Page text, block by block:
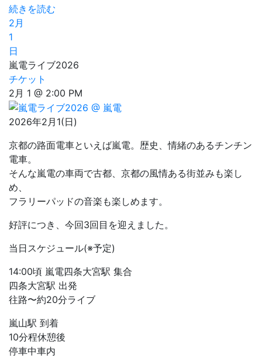
続きを読む
2月
1
日
嵐電ライブ2026
チケット
2月 1 @ 2:00 PM
2026年2月1(日)
京都の路面電車といえば嵐電。歴史、情緒のあるチンチン
電車。
そんな嵐電の車両で古都、京都の風情ある街並みも楽し
め、
フラリーパッドの音楽も楽しめます。
好評につき、今回3回目を迎えました。
当日スケジュール(※予定)
14:00頃 嵐電四条大宮駅 集合
四条大宮駅 出発
往路〜約20分ライブ
嵐山駅 到着
10分程休憩後
停車中車内